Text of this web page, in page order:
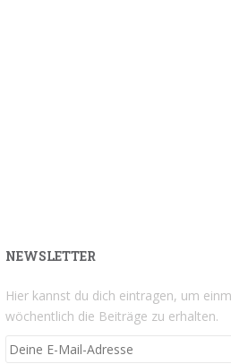
NEWSLETTER
Hier kannst du dich eintragen, um
wöchentlich die Beiträge zu erhalten.